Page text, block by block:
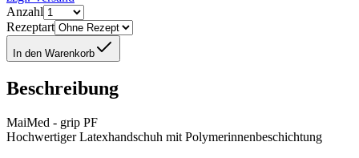
Anzahl
Rezeptart
In den Warenkorb
Beschreibung
MaiMed - grip PF
Hochwertiger Latexhandschuh mit Polymerinnenbeschichtung